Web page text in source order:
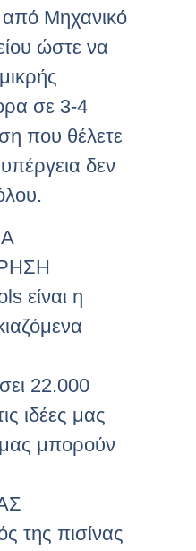
από Μηχανικό
ώστε να
σε 3-4
που θέλετε
δεν
είναι η
22.000
ιδέες μας
μας μπορούν
της πισίνας